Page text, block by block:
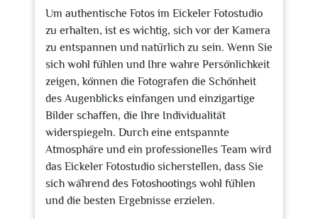
Um authentische Fotos im Eickeler Fotostudio
zu erhalten, ist es wichtig, sich vor der Kamera
zu entspannen und natürlich zu sein. Wenn Sie
sich wohl fühlen und Ihre wahre Persönlichkeit
zeigen, können die Fotografen die Schönheit
des Augenblicks einfangen und einzigartige
Bilder schaffen, die Ihre Individualität
widerspiegeln. Durch eine entspannte
Atmosphäre und ein professionelles Team wird
das Eickeler Fotostudio sicherstellen, dass Sie
sich während des Fotoshootings wohl fühlen
und die besten Ergebnisse erzielen.